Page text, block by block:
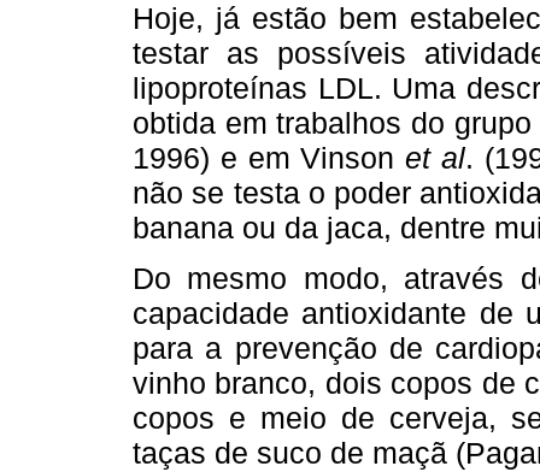
Hoje, já estão bem
testar as possíveis
lipoproteínas LDL. Uma
obtida em trabalhos do
1996) e em Vinsonet al.
não se testa o poder
banana ou da jaca, dentre
Do mesmo modo, através
capacidade antioxidante de
para a prevenção de
vinho branco, dois copos de
copos e meio de cerveja,
taças de suco de maçã